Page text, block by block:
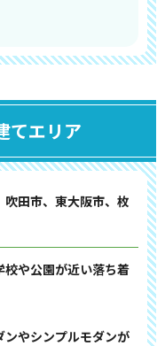
てエリア
田市、東大阪市、枚
や公園が近い落ち着
やシンプルモダンが